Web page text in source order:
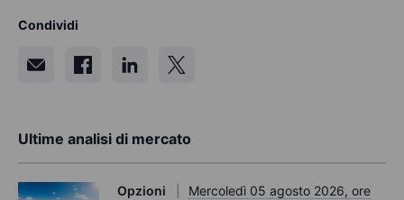
Condividi
Ultime analisi di mercato
Opzioni
Mercoledì 05 agosto 2026, ore